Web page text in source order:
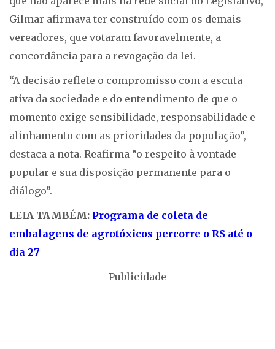
Gilmar afirmava ter construído com os demais
vereadores, que votaram favoravelmente, a
concordância para a revogação da lei.
“A decisão reflete o compromisso com a escuta
ativa da sociedade e do entendimento de que o
momento exige sensibilidade, responsabilidade e
alinhamento com as prioridades da população”,
destaca a nota. Reafirma “o respeito à vontade
popular e sua disposição permanente para o
diálogo”.
LEIA TAMBÉM: Programa de coleta de
embalagens de agrotóxicos percorre o RS até o
dia 27
Publicidade